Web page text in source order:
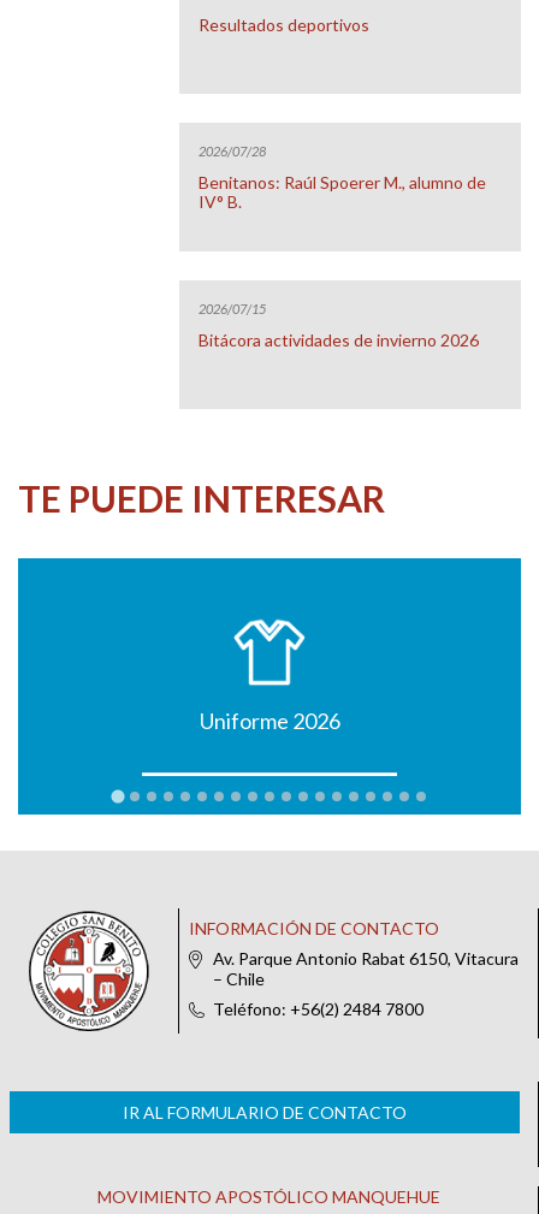
Resultados deportivos
2026/07/28
Benitanos: Raúl Spoerer M., alumno de
IV° B.
2026/07/15
Bitácora actividades de invierno 2026
TE PUEDE INTERESAR
Uniforme 2026
INFORMACIÓN DE CONTACTO
Av. Parque Antonio Rabat 6150, Vitacura
– Chile
Teléfono: +56(2) 2484 7800
IR AL FORMULARIO DE CONTACTO
MOVIMIENTO APOSTÓLICO MANQUEHUE